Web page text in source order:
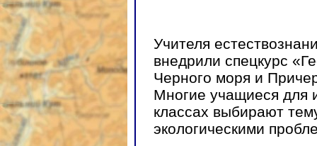
Учителя
внедрили спецкурс
Черного моря и
Многие учащиеся для
классах выбирают
экологическими